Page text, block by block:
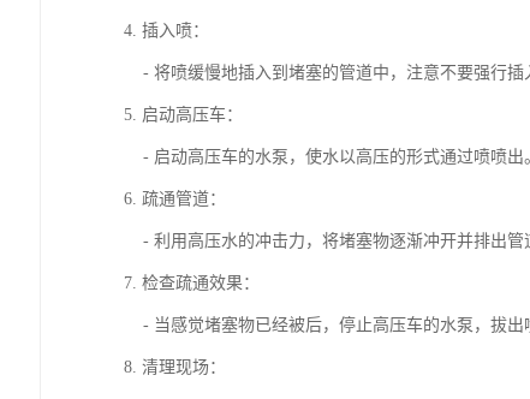
4. 插入喷：
- 将喷缓慢地插入到堵塞的管道中，注意不要强行插
5. 启动高压车：
- 启动高压车的水泵，使水以高压的形式通过喷喷出
6. 疏通管道：
- 利用高压水的冲击力，将堵塞物逐渐冲开并排出管
7. 检查疏通效果：
- 当感觉堵塞物已经被后，停止高压车的水泵，拔出
8. 清理现场：